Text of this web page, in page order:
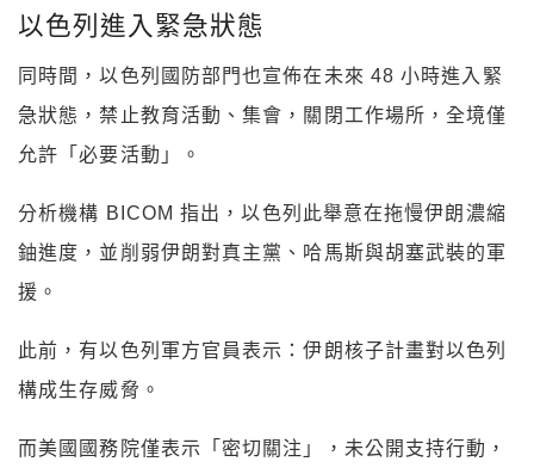
以色列進入緊急狀態
同時間，以色列國防部門也宣佈在未來 48 小時進入緊
急狀態，禁止教育活動、集會，關閉工作場所，全境僅
允許「必要活動」。
分析機構 BICOM 指出，以色列此舉意在拖慢伊朗濃縮
鈾進度，並削弱伊朗對真主黨、哈馬斯與胡塞武裝的軍
援。
此前，有以色列軍方官員表示：伊朗核子計畫對以色列
構成生存威脅。
而美國國務院僅表示「密切關注」，未公開支持行動，